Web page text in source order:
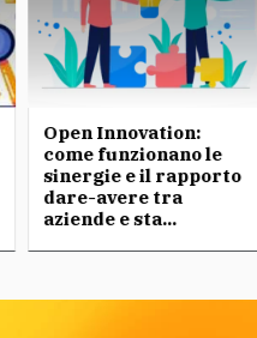
Open Innovation:
come funzionano le
sinergie e il rapporto
dare-avere tra
aziende e sta...